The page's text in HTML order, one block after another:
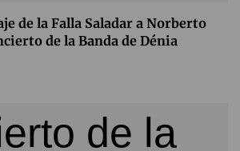
de la Falla Saladar a Norberto
de la Banda de Dénia